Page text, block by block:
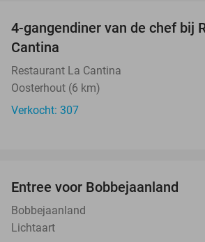
4-gangendiner van de chef bij
Cantina
Restaurant La Cantina
Oosterhout (6 km)
Verkocht: 307
Entree voor Bobbejaanland
Bobbejaanland
Lichtaart